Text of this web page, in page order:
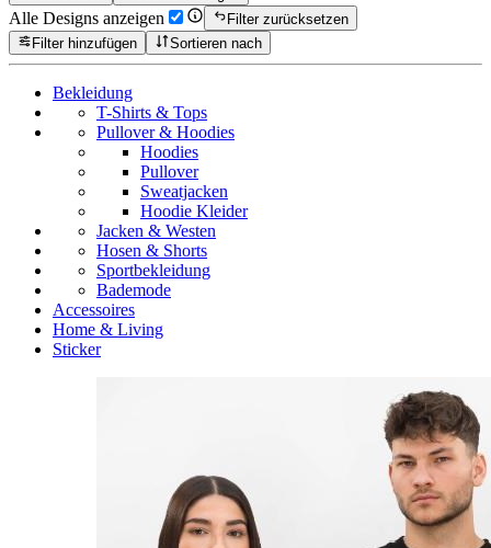
Alle Designs anzeigen
Filter zurücksetzen
Filter hinzufügen
Sortieren nach
Bekleidung
T-Shirts & Tops
Pullover & Hoodies
Hoodies
Pullover
Sweatjacken
Hoodie Kleider
Jacken & Westen
Hosen & Shorts
Sportbekleidung
Bademode
Accessoires
Home & Living
Sticker